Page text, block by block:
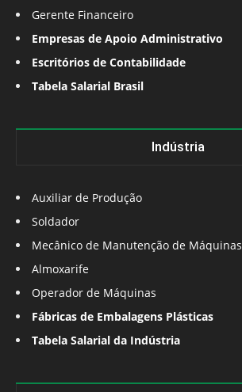
Gerente Financeiro
Empresas de Apoio Administrativo
Escritórios de Contabilidade
Tabela Salarial Brasil
Indústria
Auxiliar de Produção
Soldador
Mecânico de Manutenção de Máquinas
Almoxarife
Operador de Máquinas
Fábricas de Embalagens Plásticas
Tabela Salarial da Indústria